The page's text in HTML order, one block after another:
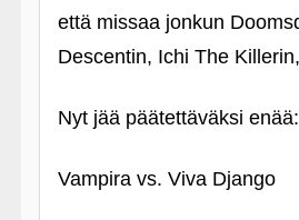
että missaa jonkun
Descentin, Ichi The
Nyt jää päätettäväksi enää:
Vampira vs. Viva Django